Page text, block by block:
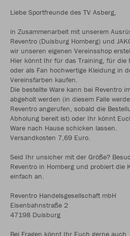
Liebe Sportfreunde des TV Asberg,
in Zusammenarbeit mit unserem
Reventro (Duisburg Homberg) und
wir unseren eigenen Vereinsshop
Hier könnt Ihr für das Training, für die
oder als Fan hochwertige Kleidung in
Vereinsfarben kaufen.
Die bestellte Ware kann bei Reventro
abgeholt werden (in diesem Falle
Reventro angerufen, sobald die
Abholung bereit ist) oder Ihr könnt
Ware nach Hause schicken lassen.
Versandkosten 7,69 Euro.
Seid Ihr unsicher mit der Größe?
Reventro in Homberg und probiert die
einfach an.
Reventro Handelsgesellschaft mbH
Eisenbahnstraße 2
47198 Duisburg
Bei Fragen könnt Ihr Euch gerne auch